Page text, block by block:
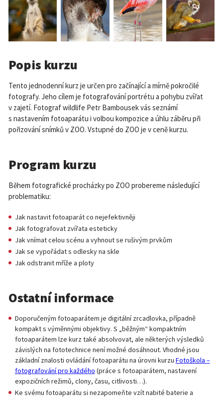
Popis kurzu
Tento jednodenní kurz je určen pro začínající a mírně pokročilé
fotografy. Jeho cílem je fotografování portrétu a pohybu zvířat
v zajetí. Fotograf wildlife Petr Bambousek vás seznámí
s nastavením fotoaparátu i volbou kompozice a úhlu záběru při
pořizování snímků v ZOO. Vstupné do ZOO je v ceně kurzu.
Program kurzu
Během fotografické procházky po ZOO probereme následující
problematiku:
Jak nastavit fotoaparát co nejefektivněji
Jak fotografovat zvířata esteticky
Jak vnímat celou scénu a vyhnout se rušivým prvkům
Jak se vypořádat s odlesky na skle
Jak odstranit mříže a ploty
Ostatní informace
Doporučeným fotoaparátem je digitální zrcadlovka, případně
kompakt s výměnnými objektivy. S „běžným“ kompaktním
fotoaparátem lze kurz také absolvovat, ale některých výsledků
závislých na fototechnice není možné dosáhnout. Vhodné jsou
základní znalosti ovládání fotoaparátu na úrovni kurzu Fotoškola –
fotografování pro každého (práce s fotoaparátem, nastavení
expozičních režimů, clony, času, citlivosti…).
Ke svému fotoaparátu si nezapomeňte vzít nabité baterie a